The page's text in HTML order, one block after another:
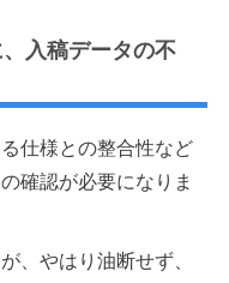
入稿データの不
仕様との整合性など
確認が必要になりま
、やはり油断せず、